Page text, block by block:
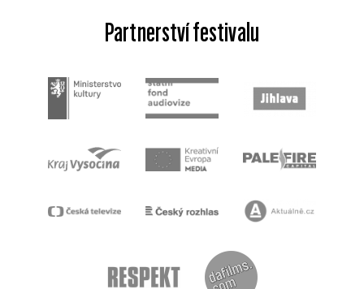
Partnerství festivalu